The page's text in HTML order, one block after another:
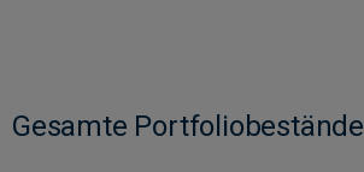
Gesamte Portfoliobestände